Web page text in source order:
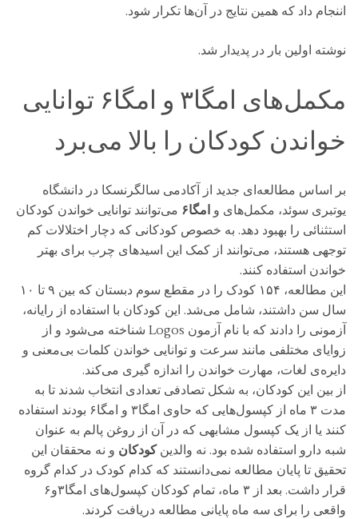
اننجام داد که همین نتایج در آن‌ها تکرار شود.
نوشته اولین بار در پدیدار شد.
مکمل‌های امگا۳ و امگا۶ توانایی
خواندن کودکان را بالا می‌برد
بر اساس مطالعه‌ای جدید از آکادمی سالگرنسکا در دانشگاه
یوتبری سوئد، مکمل‌های و امگا۶
می‌توانند توانایی خواندن کودکان
استثنائی را بهبود دهد. به خصوص کودکانی که دچار اختلالات کم
توجهی هستند، می‌توانند از کمک این اسید‌های چرب برای بهتر
خواندن استفاده کنند.
این مطالعه، ۱۵۴ کودک را در مقطع سوم دبستان که بین ۹ تا ۱۰
سال سن داشتند، شامل می‌شد. این کودکان با استفاده از رایانه،
آزمونی را دادند که با نام آزمون Logos شناخته می‌شود و از
زوایای مختلفی مانند سرعت و توانایی خواندن کلمات بی‌معنی و
دایره‌ی لغات، مهارت خواندن را اندازه گیری می‌کند.
از بین این کودکان، به شکل تصادفی تعدادی انتخاب شدند تا به
مدت ۳ ماه از کپسول‌هایی که حاوی امگا۳ و امگا۶ بودند استفاده
کنند یا از یک کپسول مشابهی که در آن از روغن پالم به عنوان
شبه دارو استفاده شده بود. نه والدینکودکان و نه محققان این
تحقیق تا پایان مطالعه نمی‌دانستند که کدام کودک در کدام گروه
قرار داشت. بعد از ۳ ماه، تمام کودکان کپسول‌های امگا۳و۶
واقعی را برای سه ماه پایانی مطالعه دریافت کردند.